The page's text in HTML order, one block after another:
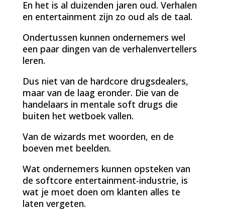
En het is al duizenden jaren oud. Verhalen
en entertainment zijn zo oud als de taal.
Ondertussen kunnen ondernemers wel
een paar dingen van de verhalenvertellers
leren.
Dus niet van de hardcore drugsdealers,
maar van de laag eronder. Die van de
handelaars in mentale soft drugs die
buiten het wetboek vallen.
Van de wizards met woorden, en de
boeven met beelden.
Wat ondernemers kunnen opsteken van
de softcore entertainment-industrie, is
wat je moet doen om klanten alles te
laten vergeten.